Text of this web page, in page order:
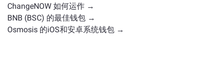
ChangeNOW 如何运作 →
BNB (BSC) 的最佳钱包 →
Osmosis 的iOS和安卓系统钱包 →